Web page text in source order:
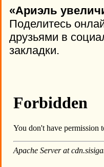
«Ариэль
Поделитесь
друзьями в
закладки.